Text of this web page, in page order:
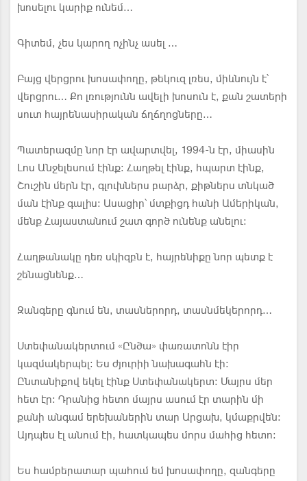
խոսելու կարիք ունեմ…
Գիտեմ, չես կարող ոչինչ ասել …
Բայց վերցրու խոսափողը, թեկուզ լռես, միևնույն է՝
վերցրու… Քո լռությունն ավելի խոսուն է, քան շատերի
սուտ հայրենասիրական ճղճղոցները…
Պատերազմը նոր էր ավարտվել, 1994-ն էր, միասին
Լոս Անջելեսում էինք։ Հաղթել էինք, հպարտ էինք,
Շուշին մերն էր, գլուխներս բարձր, քիթներս տնկած
ման էինք գալիս։ Ասացիր՝ մտքիցդ հանի Ամերիկան,
մենք Հայաստանում շատ գործ ունենք անելու։
Հաղթանակը դեռ սկիզբն է, հայրենիքը նոր պետք է
շենացնենք…
Զանգերը գնում են, տասներորդ, տասնմեկերորդ…
Ստեփանակերտում «Ընծա» փառատոնն էիր
կազմակերպել։ Ես ժյուրիի նախագահն էի։
Ընտանիքով եկել էինք Ստեփանակերտ։ Մայրս մեր
հետ էր։ Դրանից հետո մայրս ասում էր տարին մի
քանի անգամ երեխաներին տար Արցախ, կմաքրվեն։
Այդպես էլ անում էի, հատկապես մորս մահից հետո։
Ես համբերատար պահում եմ խոսափողը, զանգերը